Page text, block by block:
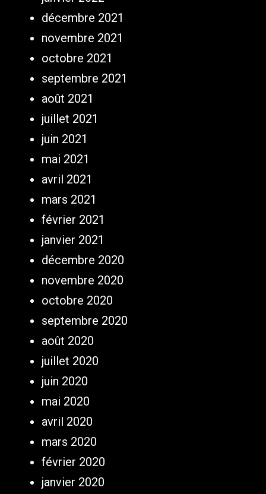
décembre 2021
novembre 2021
octobre 2021
septembre 2021
août 2021
juillet 2021
juin 2021
mai 2021
avril 2021
mars 2021
février 2021
janvier 2021
décembre 2020
novembre 2020
octobre 2020
septembre 2020
août 2020
juillet 2020
juin 2020
mai 2020
avril 2020
mars 2020
février 2020
janvier 2020